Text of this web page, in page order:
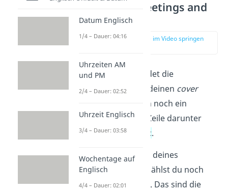
Anlagen – greetings and
enclosures
zur Stelle im Video springen
Anschließend rundet die
Abschiedsformel
deinen cover
ab. Es folgen noch ein
Kommaund eine Zeile darunter
deineUnterschrift.
In der letzten Zeile deines
application letter
zählst du noch
deineAnlagen
auf. Das sind die
Datum Englisch
1/4 – Dauer: 04:16
Uhrzeiten AM
und PM
2/4 – Dauer: 02:52
Uhrzeit Englisch
3/4 – Dauer: 03:58
Wochentage auf
Englisch
4/4 – Dauer: 02:01